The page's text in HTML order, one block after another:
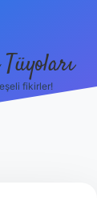
fikirler!